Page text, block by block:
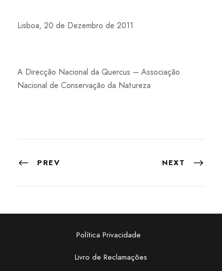
Lisboa, 20 de Dezembro de 2011
A Direcção Nacional da Quercus – Associação
Nacional de Conservação da Natureza
PREV NEXT
Política Privacidade
Livro de Reclamações